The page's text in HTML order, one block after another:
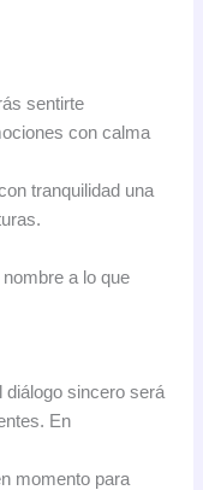
sentirte
con calma
tranquilidad una
a lo que
diálogo sincero será
En
momento para